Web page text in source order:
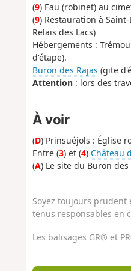
(9) Eau (robinet) au
(9) Restauration à
Relais des Lacs)
Hébergements :
d'étape).
Buron des Rajas (gite
Attention: lors des
À voir
(D) Prinsuéjols : Église
Entre (3) et (4) Château
(A) Le site du Buron
Soyez toujours
tenus responsables en
Les balisages GR® et